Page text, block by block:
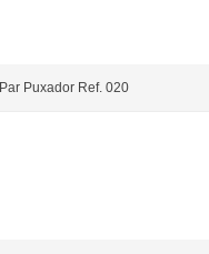
Par Puxador Ref. 020